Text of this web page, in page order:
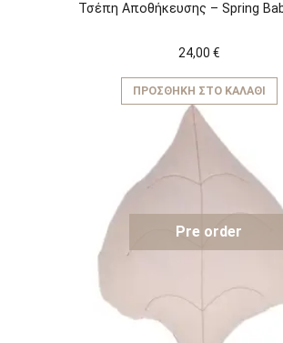
Τσέπη Αποθήκευσης – Spring
24,00 €
ΠΡΟΣΘΉΚΗ ΣΤΟ ΚΑΛΆΘΙ
Pre order